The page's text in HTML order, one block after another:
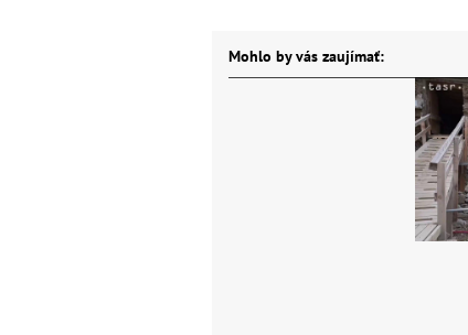
Mohlo by vás zaujímať: